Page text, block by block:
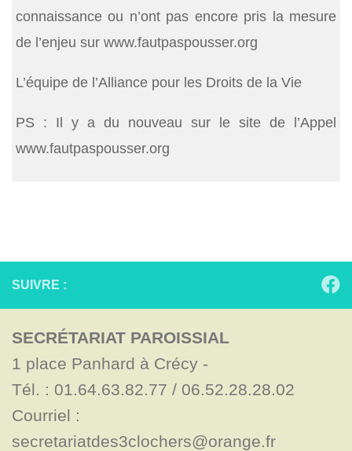
connaissance ou n’ont pas encore pris la mesure
de l’enjeu sur www.fautpaspousser.org
L’équipe de l’Alliance pour les Droits de la Vie
PS : Il y a du nouveau sur le site de l’Appel
www.fautpaspousser.org
SUIVRE :
SECRÉTARIAT PAROISSIAL
1 place Panhard à Crécy -
Tél. : 01.64.63.82.77 / 06.52.28.28.02
Courriel :
secretariatdes3clochers@orange.fr